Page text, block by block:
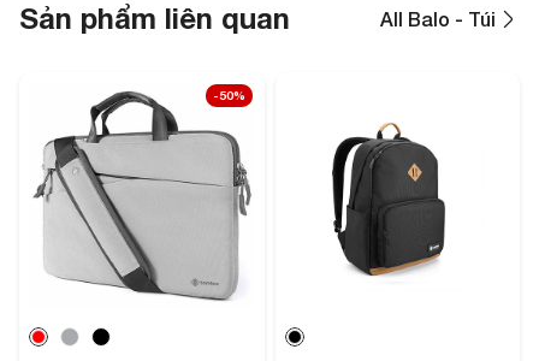
Sản phẩm liên quan All Balo - Túi
-50%